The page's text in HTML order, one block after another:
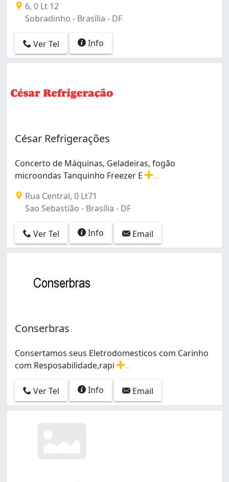
6, 0 Lt 12
Sobradinho - Brasília - DF
Ver Tel Info
César Refrigerações
Concerto de Máquinas, Geladeiras, fogão
microondas Tanquinho Freezer E
Rua Central, 0 Lt71
Sao Sebastião - Brasília - DF
Ver Tel Info Email
Conserbras
Consertamos seus Eletrodomesticos com Carinho
com Resposabilidade,rapi
Ver Tel
Info Email